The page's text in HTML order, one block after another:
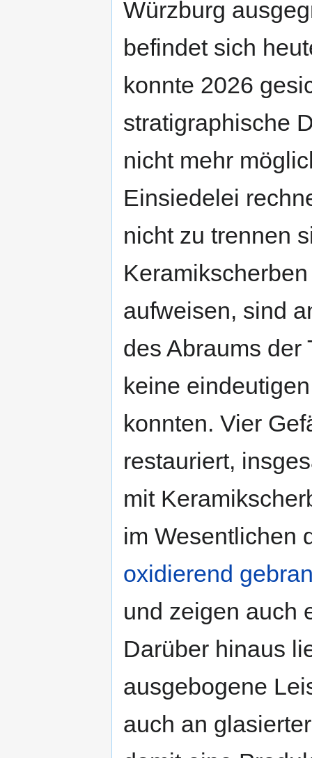
Würzburg
befindet sich
konnte 2026
stratigraphische
nicht mehr
Einsiedelei
nicht zu trennen
aufweisen, sind
des Abraums
keine
konnten. Vier
restauriert,
mit
im Wesentlichen
oxidierend
und zeigen auch
Darüber hinaus
ausgebogene
auch an